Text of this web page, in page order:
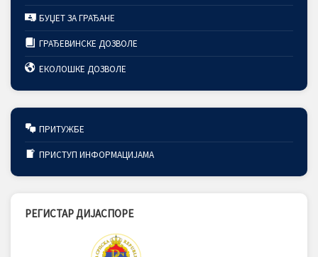
БУЏЕТ ЗА ГРАЂАНЕ
ГРАЂЕВИНСКЕ ДОЗВОЛЕ
ЕКОЛОШКЕ ДОЗВОЛЕ
ПРИТУЖБЕ
ПРИСТУП ИНФОРМАЦИЈАМА
РЕГИСТАР ДИЈАСПОРЕ